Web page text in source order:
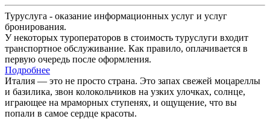
Туруслуга - оказание информационных услуг и услуг
бронирования.
У некоторых туроператоров в стоимость туруслуги входит
транспортное обслуживание. Как правило, оплачивается в
первую очередь после оформления.
Подробнее
Италия — это не просто страна. Это запах свежей моцареллы
и базилика, звон колокольчиков на узких улочках, солнце,
играющее на мраморных ступенях, и ощущение, что вы
попали в самое сердце красоты.